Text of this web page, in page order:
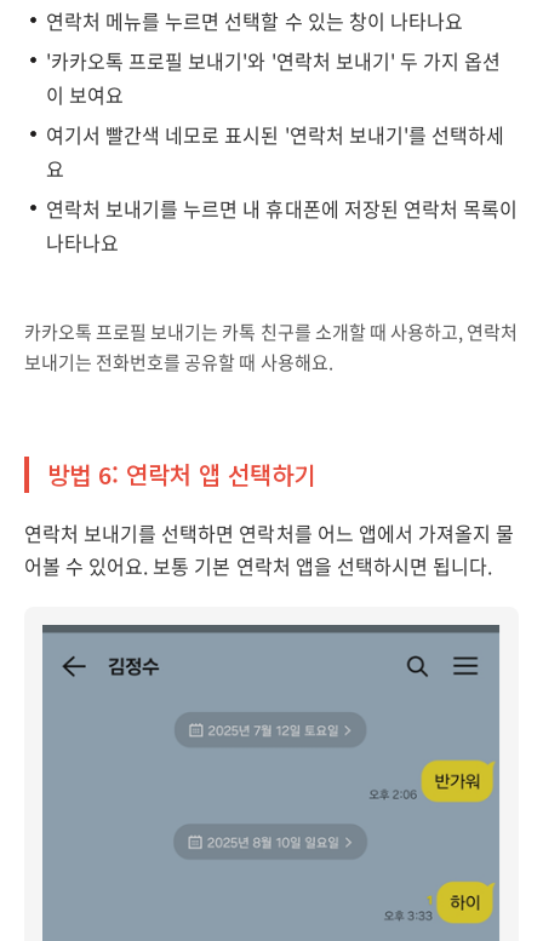
연락처 메뉴를 누르면 선택할 수 있는 창이 나타나요
'카카오톡 프로필 보내기'와 '연락처 보내기' 두 가지 옵션
이 보여요
여기서 빨간색 네모로 표시된 '연락처 보내기'를 선택하세
요
연락처 보내기를 누르면 내 휴대폰에 저장된 연락처 목록이
나타나요
카카오톡 프로필 보내기는 카톡 친구를 소개할 때 사용하고, 연락처
보내기는 전화번호를 공유할 때 사용해요.
방법 6: 연락처 앱 선택하기
연락처 보내기를 선택하면 연락처를 어느 앱에서 가져올지 물
어볼 수 있어요. 보통 기본 연락처 앱을 선택하시면 됩니다.